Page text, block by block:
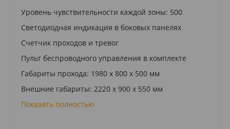
Уровень чувствительности каждой зоны: 500
Светодиодная индикация в боковых панелях
Счетчик проходов и тревог
Пульт беспроводного управления в комплекте
Габариты прохода: 1980 х 800 х 500 мм
Внешние габариты: 2220 х 900 х 550 мм
Показать полностью